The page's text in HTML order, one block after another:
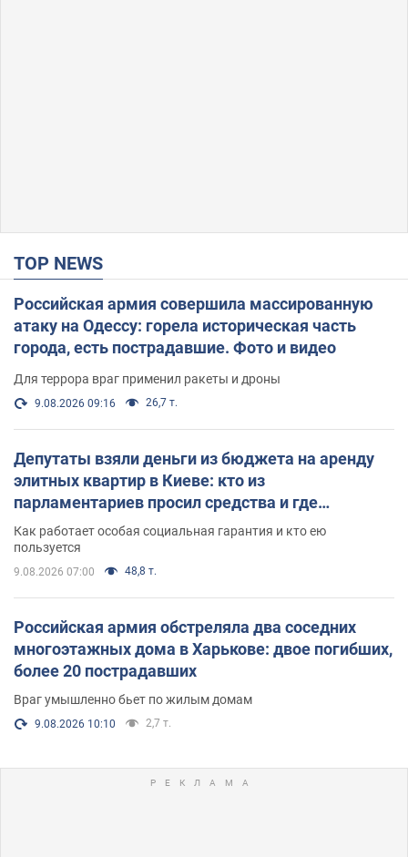
TOP NEWS
Российская армия совершила массированную
атаку на Одессу: горела историческая часть
города, есть пострадавшие. Фото и видео
Для террора враг применил ракеты и дроны
9.08.2026 09:16 26,7 т.
Депутаты взяли деньги из бюджета на аренду
элитных квартир в Киеве: кто из
парламентариев просил средства и где
поселился
Как работает особая социальная гарантия и кто ею
пользуется
9.08.2026 07:00 48,8 т.
Российская армия обстреляла два соседних
многоэтажных дома в Харькове: двое погибших,
более 20 пострадавших
Враг умышленно бьет по жилым домам
9.08.2026 10:10 2,7 т.